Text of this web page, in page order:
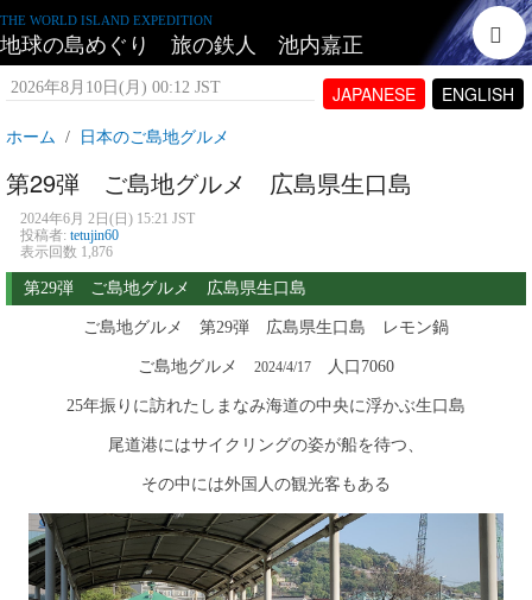
THE WORLD ISLAND EXPEDITION
地球の島めぐり 旅の鉄人 池内嘉正
JAPANESE ENGLISH
2026年8月10日(月) 00:12 JST
ホーム 日本のご島地グルメ
第29弾 ご島地グルメ 広島県生口島
2024年6月 2日(日) 15:21 JST
投稿者: tetujin60
表示回数 1,876
第29弾 ご島地グルメ 広島県生口島
ご島地グルメ 第29弾 広島県生口島 レモン鍋
ご島地グルメ 2024/4/17 人口7060
25年振りに訪れたしまなみ海道の中央に浮かぶ生口島
尾道港にはサイクリングの姿が船を待つ、
その中には外国人の観光客もある